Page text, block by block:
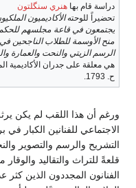
دراسة قام بها هنري سنگلتون
تحضيراً للوحتهالأكاديميون
يجتمعون في قاعة مجلسهم
منح الأوسمة للطلاب الناجحين في
الرسم الزيتي والنحت والعمارة
هي معلقة على جدران الأكاديمية
ح. 1793.
ورغم أن هذا اللقب لم يكن
الاجتماعي للفنانين الكبار في
التشريح والرسم والتصوير
قلعةً للتراث والتقاليد
الفنانون المجددون الذين